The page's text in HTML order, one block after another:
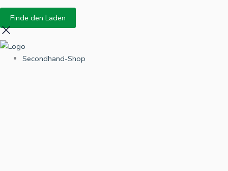
Finde den Laden
Secondhand-Shop